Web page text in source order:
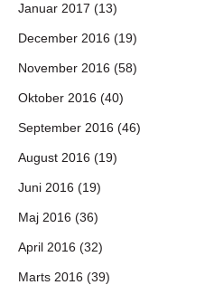
Januar 2017 (13)
December 2016 (19)
November 2016 (58)
Oktober 2016 (40)
September 2016 (46)
August 2016 (19)
Juni 2016 (19)
Maj 2016 (36)
April 2016 (32)
Marts 2016 (39)